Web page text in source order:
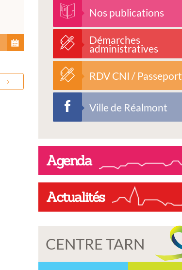
Nos publications
Démarches
administratives
RDV CNI / Passeport
Ville de Réalmont
Agenda
Actualités
CENTRE TARN